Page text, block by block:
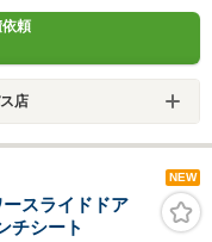
頼
店
NEW
スライドドア
シート